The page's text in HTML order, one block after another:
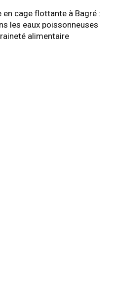
en cage flottante à Bagré :
les eaux poissonneuses
alimentaire